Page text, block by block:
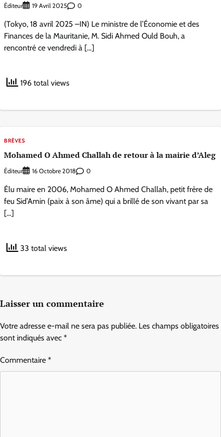
Éditeur 19 Avril 2025 0
(Tokyo, 18 avril 2025 –IN) Le ministre de l’Économie et des
Finances de la Mauritanie, M. Sidi Ahmed Ould Bouh, a
rencontré ce vendredi à […]
196 total views
BRÈVES
Mohamed O Ahmed Challah de retour à la mairie d’Aleg
Éditeur 16 Octobre 2018 0
Élu maire en 2006, Mohamed O Ahmed Challah, petit frère de
feu Sid’Amin (paix à son âme) qui a brillé de son vivant par sa
[…]
33 total views
Laisser un commentaire
Votre adresse e-mail ne sera pas publiée. Les champs obligatoires
sont indiqués avec *
Commentaire *